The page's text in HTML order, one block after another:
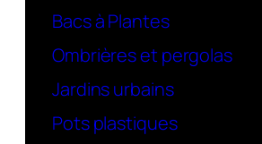
Bacs à Plantes
Ombrières et pergolas
Jardins urbains
Pots plastiques